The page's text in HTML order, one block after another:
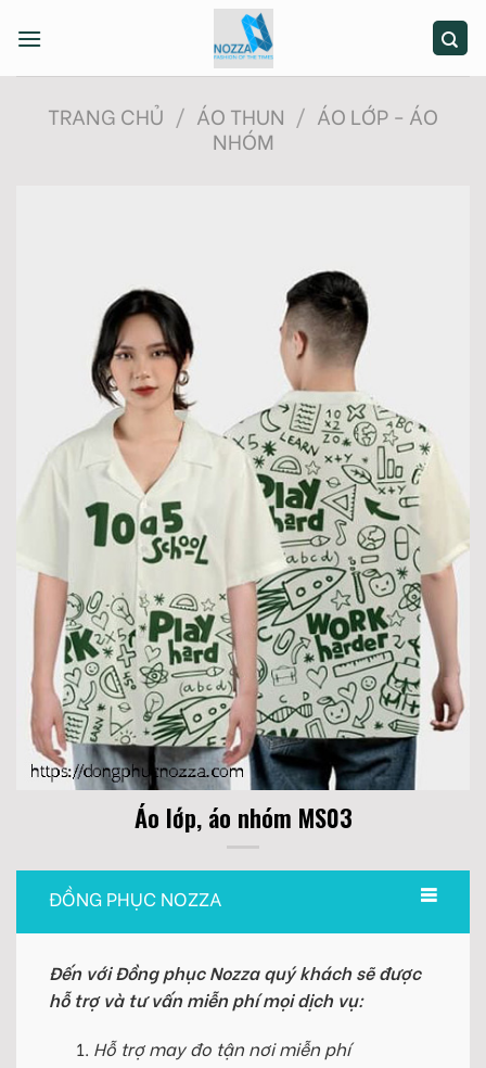
TRANG CHỦ / ÁO THUN / ÁO LỚP - ÁO
NHÓM
Áo lớp, áo nhóm MS03
ĐỒNG PHỤC NOZZA
Đến với Đồng phục Nozza quý khách sẽ được
hỗ trợ và tư vấn miễn phí mọi dịch vụ:
Hỗ trợ may đo tận nơi miễn phí